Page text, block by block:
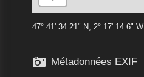
47° 41' 34.21" N, 2° 17' 14.6" W
 Métadonnées EXIF